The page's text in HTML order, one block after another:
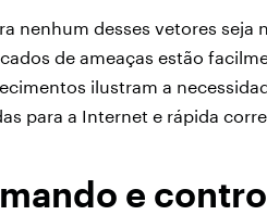
nenhum desses vetores seja
de ameaças estão
ilustram a
para a Internet e rápida
e